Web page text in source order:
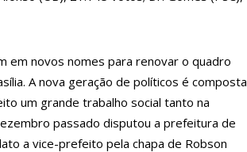
primeira vez em 3 trimestres
e revela como se sentiu
em novos nomes para renovar o quadro
A nova geração de políticos é composta
um grande trabalho social tanto na
passado disputou a prefeitura de
a vice-prefeito pela chapa de Robson